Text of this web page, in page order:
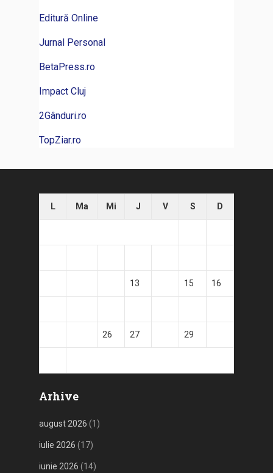
Editură Online
Jurnal Personal
BetaPress.ro
Impact Cluj
2Gânduri.ro
TopZiar.ro
L Ma Mi J V S D
13 15 16
26 27 29
Arhive
august 2026 (1)
iulie 2026 (17)
iunie 2026 (14)